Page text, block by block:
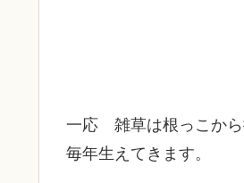
一応 雑草は根っこから
毎年生えてきます。